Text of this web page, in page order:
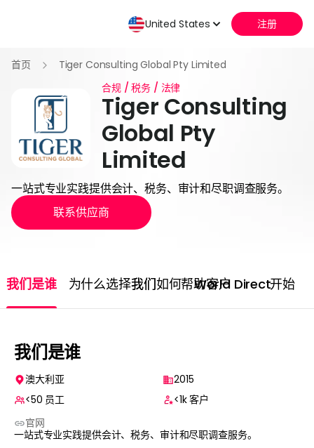
首页
Tiger Consulting Global Pty Limited
合规 / 税务 / 法律
Tiger Consulting
Global Pty
Limited
一站式专业实践提供会计、税务、审计和尽职调查服务。
联系供应商
我们是谁 为什么选择我们我们如何帮助客户World Direct开始
我们是谁
澳大利亚
2015
<50 员工 <1k客户
官⽹
一站式专业实践提供会计、税务、审计和尽职调查服务。
United States 注册